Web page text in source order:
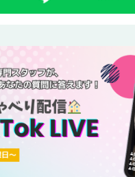
クロゼットが設置されていま
で、広さは心配なし。こちら
の新生活で失敗できないお部
付近でお探しなら、信頼と安
ます。